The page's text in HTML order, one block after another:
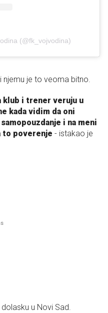
(@fk_vojvodina)
njemu je to veoma bitno.
klub i trener veruju u
kada vidim da oni
i na meni
to poverenje - istakao je
u Novi Sad.